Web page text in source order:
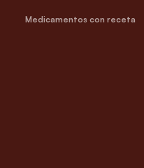
Medicamentos con receta